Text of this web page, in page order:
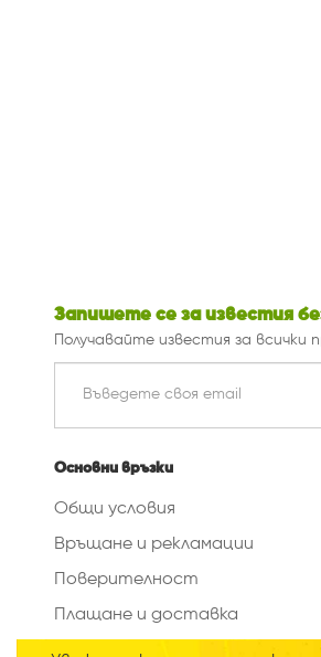
Запишете се за известия
Получавайте известия за всички
Основни връзки
Общи условия
Връщане и рекламации
Поверителност
Плащане и доставка
Изтриване на данни